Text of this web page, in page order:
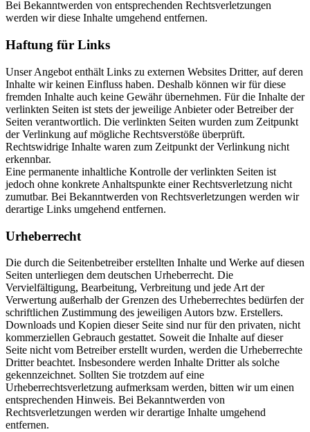
Bei Bekanntwerden von entsprechenden Rechtsverletzungen
werden wir diese Inhalte umgehend entfernen.
Haftung für Links
Unser Angebot enthält Links zu externen Websites Dritter, auf deren
Inhalte wir keinen Einfluss haben. Deshalb können wir für diese
fremden Inhalte auch keine Gewähr übernehmen. Für die Inhalte der
verlinkten Seiten ist stets der jeweilige Anbieter oder Betreiber der
Seiten verantwortlich. Die verlinkten Seiten wurden zum Zeitpunkt
der Verlinkung auf mögliche Rechtsverstöße überprüft.
Rechtswidrige Inhalte waren zum Zeitpunkt der Verlinkung nicht
erkennbar.
Eine permanente inhaltliche Kontrolle der verlinkten Seiten ist
jedoch ohne konkrete Anhaltspunkte einer Rechtsverletzung nicht
zumutbar. Bei Bekanntwerden von Rechtsverletzungen werden wir
derartige Links umgehend entfernen.
Urheberrecht
Die durch die Seitenbetreiber erstellten Inhalte und Werke auf diesen
Seiten unterliegen dem deutschen Urheberrecht. Die
Vervielfältigung, Bearbeitung, Verbreitung und jede Art der
Verwertung außerhalb der Grenzen des Urheberrechtes bedürfen der
schriftlichen Zustimmung des jeweiligen Autors bzw. Erstellers.
Downloads und Kopien dieser Seite sind nur für den privaten, nicht
kommerziellen Gebrauch gestattet. Soweit die Inhalte auf dieser
Seite nicht vom Betreiber erstellt wurden, werden die Urheberrechte
Dritter beachtet. Insbesondere werden Inhalte Dritter als solche
gekennzeichnet. Sollten Sie trotzdem auf eine
Urheberrechtsverletzung aufmerksam werden, bitten wir um einen
entsprechenden Hinweis. Bei Bekanntwerden von
Rechtsverletzungen werden wir derartige Inhalte umgehend
entfernen.